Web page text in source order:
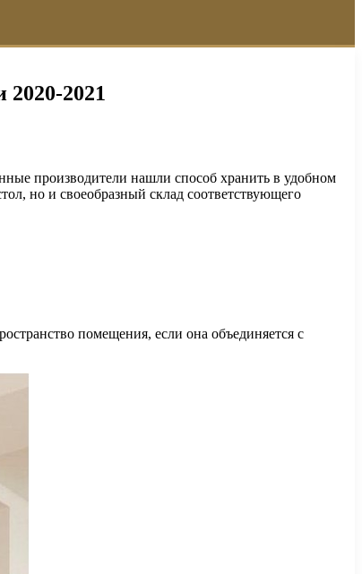
2021
производители нашли способ хранить в удобном
но и своеобразный склад соответствующего
помещения, если она объединяется с